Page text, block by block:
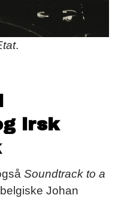
.
irsk
Soundtrack to a
Johan